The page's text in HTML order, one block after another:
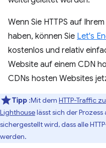
Wenn Sie HTTPS auf
haben, können Sie Let's
kostenlos und relativ
Website auf einem CDN
CDNs hosten Websites
Tipp :Mit dem HTTP-Traffic
Lighthouselässt sich der
sichergestellt wird, dass alle
werden.